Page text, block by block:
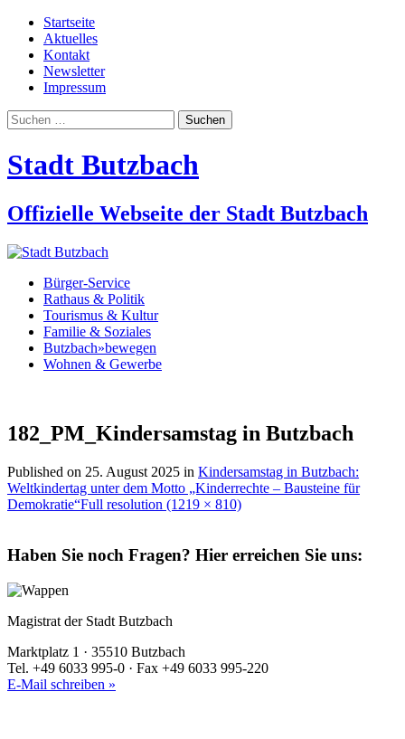
Startseite
Aktuelles
Kontakt
Newsletter
Impressum
Suchen
nach:
Stadt Butzbach
Offizielle Webseite der Stadt Butzbach
Bürger-Service
Rathaus & Politik
Tourismus & Kultur
Familie & Soziales
Butzbach»bewegen
Wohnen & Gewerbe
182_PM_Kindersamstag in Butzbach
Published on 25. August 2025 in Kindersamstag in Butzbach:
Weltkindertag unter dem Motto „Kinderrechte – Bausteine für
Demokratie“Full resolution (1219 × 810)
Haben Sie noch Fragen? Hier erreichen Sie uns:
Magistrat der Stadt Butzbach
Marktplatz 1 · 35510 Butzbach
Tel. +49 6033 995-0 · Fax +49 6033 995-220
E-Mail schreiben »